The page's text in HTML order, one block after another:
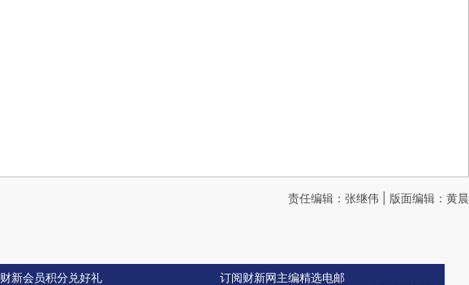
责任编辑：张继伟 | 版面编辑：黄晨
财新会员积分兑好礼 订阅财新网主编精选电邮